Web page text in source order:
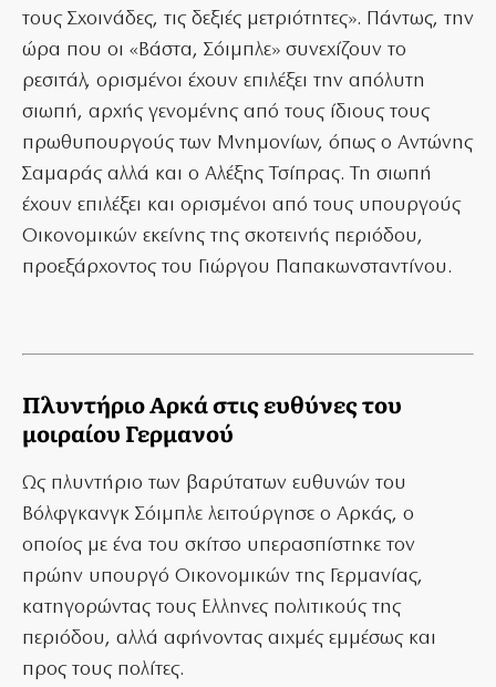
τους Σχοινάδες, τις δεξιές μετριότητες». Πάντως, την
ώρα που οι «Βάστα, Σόιμπλε» συνεχίζουν το
ρεσιτάλ, ορισμένοι έχουν επιλέξει την απόλυτη
σιωπή, αρχής γενομένης από τους ίδιους τους
πρωθυπουργούς των Μνημονίων, όπως ο Αντώνης
Σαμαράς αλλά και ο Αλέξης Τσίπρας. Τη σιωπή
έχουν επιλέξει και ορισμένοι από τους υπουργούς
Οικονομικών εκείνης της σκοτεινής περιόδου,
προεξάρχοντος του Γιώργου Παπακωνσταντίνου.
Πλυντήριο Αρκά στις ευθύνες του
μοιραίου Γερμανού
Ως πλυντήριο των βαρύτατων ευθυνών του
Βόλφγκανγκ Σόιμπλε λειτούργησε ο Αρκάς, ο
οποίος με ένα του σκίτσο υπερασπίστηκε τον
πρώην υπουργό Οικονομικών της Γερμανίας,
κατηγορώντας τους Ελληνες πολιτικούς της
περιόδου, αλλά αφήνοντας αιχμές εμμέσως και
προς τους πολίτες.